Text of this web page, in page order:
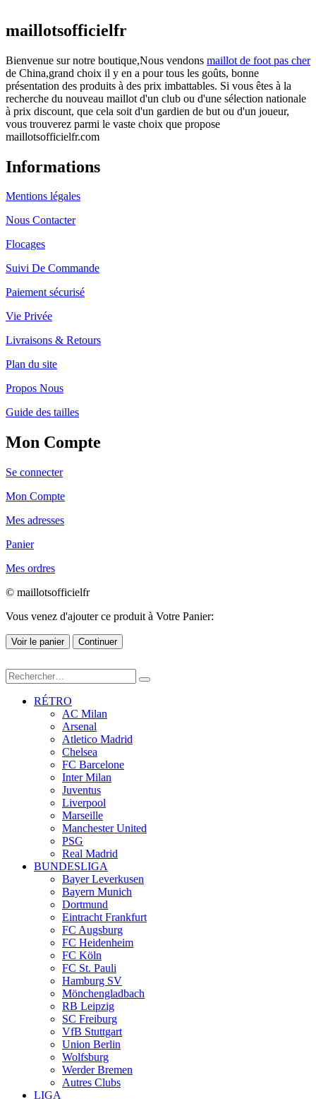
maillotsofficielfr
Bienvenue sur notre boutique,Nous vendons maillot de foot pas cher
de China,grand choix il y en a pour tous les goûts, bonne
présentation des produits à des prix imbattables. Si vous êtes à la
recherche du nouveau maillot d'un club ou d'une sélection nationale
à prix discount, que cela soit d'un gardien de but ou d'un joueur,
vous trouverez parmi le vaste choix que propose
maillotsofficielfr.com
Informations
Mentions légales
Nous Contacter
Flocages
Suivi De Commande
Paiement sécurisé
Vie Privée
Livraisons & Retours
Plan du site
Propos Nous
Guide des tailles
Mon Compte
Se connecter
Mon Compte
Mes adresses
Panier
Mes ordres
© maillotsofficielfr
Vous venez d'ajouter ce produit à Votre Panier:
Voir le panier Continuer
RÉTRO
AC Milan
Arsenal
Atletico Madrid
Chelsea
FC Barcelone
Inter Milan
Juventus
Liverpool
Marseille
Manchester United
PSG
Real Madrid
BUNDESLIGA
Bayer Leverkusen
Bayern Munich
Dortmund
Eintracht Frankfurt
FC Augsburg
FC Heidenheim
FC Köln
FC St. Pauli
Hamburg SV
Mönchengladbach
RB Leipzig
SC Freiburg
VfB Stuttgart
Union Berlin
Wolfsburg
Werder Bremen
Autres Clubs
LIGA